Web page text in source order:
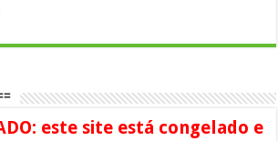
este site está congelado e